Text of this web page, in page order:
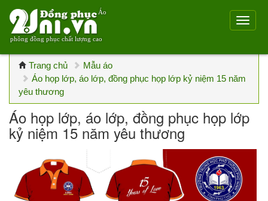
Áo
phông đồng phục chất lượng cao
Trang chủ
Mẫu áo
Áo họp lớp, áo lớp, đồng phục họp lớp kỷ niệm 15 năm
yêu thương
Áo họp lớp, áo lớp, đồng phục họp lớp
kỷ niệm 15 năm yêu thương